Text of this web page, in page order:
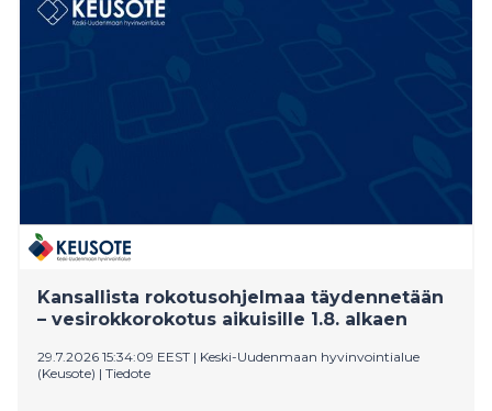
Kansallista rokotusohjelmaa täydennetään
– vesirokkorokotus aikuisille 1.8. alkaen
29.7.2026 15:34:09 EEST | Keski-Uudenmaan hyvinvointialue
(Keusote) | Tiedote